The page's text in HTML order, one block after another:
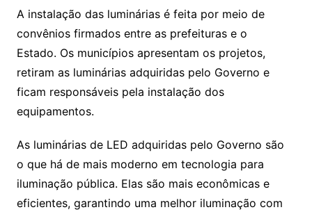
A instalação das luminárias é feita por meio de
convênios firmados entre as prefeituras e o
Estado. Os municípios apresentam os projetos,
retiram as luminárias adquiridas pelo Governo e
ficam responsáveis pela instalação dos
equipamentos.
As luminárias de LED adquiridas pelo Governo são
o que há de mais moderno em tecnologia para
iluminação pública. Elas são mais econômicas e
eficientes, garantindo uma melhor iluminação com